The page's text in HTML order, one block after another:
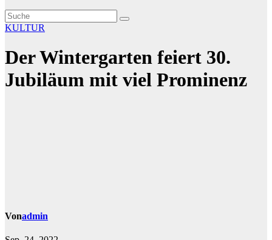
KULTUR
Der Wintergarten feiert 30.
Jubiläum mit viel Prominenz
Vonadmin